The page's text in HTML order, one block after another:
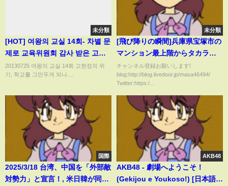
未分類
[HOT] 여왕의 교실 14회- 차별 문
제로 교육위원회 감사 받은 고현
정, 쓰러지다 20130725
20130725 여왕의 교실 14회 고현정의 위
기, 학교를 그만두게 되나....
未分類
[飛び降りの瞬間]兵庫県宝塚市の
マンション最上階からタカラジ
ェンヌの25歳女性が飛び降り自
殺
チャンネル登録お願いします!
blog:http://blog.livedoor.jp/masa46494/
Twitter:https:/...
国際
2025/3/18 台湾、中国を「外部敵
対勢力」と宣言！, 米日韓が同盟
AKB48
AKB48 - 劇場へようこそ！
(Gekijou e Youkoso!) [日本語字